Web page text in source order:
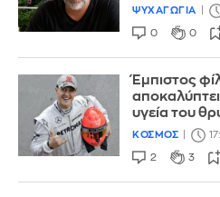
ΨΥΧΑΓΩΓΙΑ
0 0
Έμπιστος
υγεία του
ΚΟΣΜΟΣ
2 3